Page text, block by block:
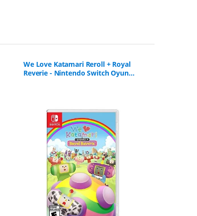
We Love Katamari Reroll + Royal
Reverie - Nintendo Switch Oyun